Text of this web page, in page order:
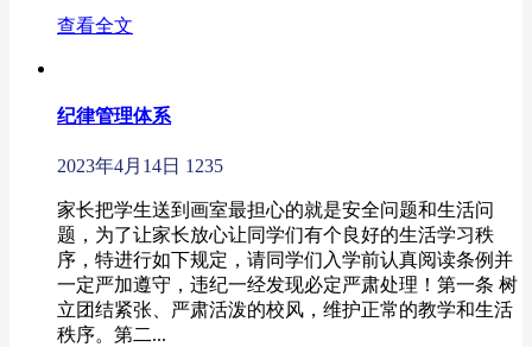
查看全文
纪律管理体系
2023年4月14日 1235
家长把学生送到画室最担心的就是安全问题和生活问
题，为了让家长放心让同学们有个良好的生活学习秩
序，特进行如下规定，请同学们入学前认真阅读条例并
一定严加遵守，违纪一经发现必定严肃处理！第一条 树
立团结紧张、严肃活泼的校风，维护正常的教学和生活
秩序。第二...